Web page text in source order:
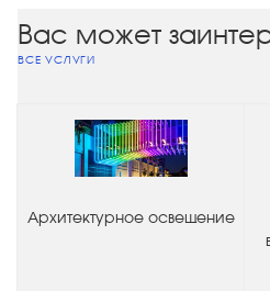
Вас может
ВСЕ УСЛУГИ
Архитектурное освещение